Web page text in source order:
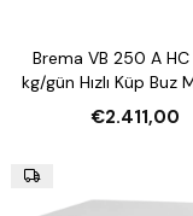
Brema VB 250 A
kg/gün Hızlı Küp Buz
€2.411,00